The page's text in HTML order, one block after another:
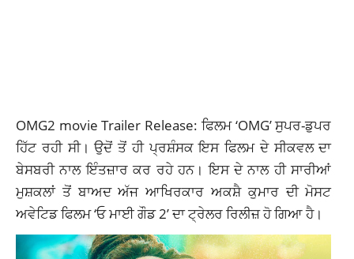
OMG2 movie Trailer Release: ਫਿਲਮ ‘OMG’ ਸੁਪਰ-ਡੁਪਰ
ਹਿੱਟ ਰਹੀ ਸੀ। ਉਦੋਂ ਤੋਂ ਹੀ ਪ੍ਰਸ਼ੰਸਕ ਇਸ ਫਿਲਮ ਦੇ ਸੀਕਵਲ ਦਾ
ਬੇਸਬਰੀ ਨਾਲ ਇੰਤਜ਼ਾਰ ਕਰ ਰਹੇ ਹਨ। ਇਸ ਦੇ ਨਾਲ ਹੀ ਸਾਰੀਆਂ
ਮੁਸ਼ਕਲਾਂ ਤੋਂ ਬਾਅਦ ਅੱਜ ਆਖਿਰਕਾਰ ਅਕਸ਼ੈ ਕੁਮਾਰ ਦੀ ਮੋਸਟ
ਅਵੇਟਿਡ ਫਿਲਮ ‘ਓ ਮਾਈ ਗੌਡ 2’ ਦਾ ਟ੍ਰੇਲਰ ਰਿਲੀਜ਼ ਹੋ ਗਿਆ ਹੈ।